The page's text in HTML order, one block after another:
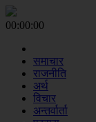
00:00:00
समाचार
राजनीति
अर्थ
विचार
अन्तर्वार्ता